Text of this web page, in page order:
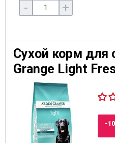
- +
Сухой корм для
Grange Light
-